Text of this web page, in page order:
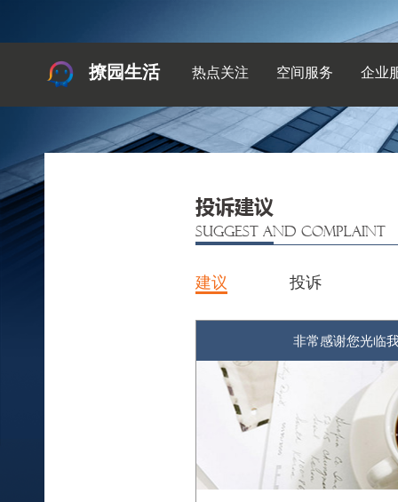
撩园生活 热点关注 空间服务 企业
投诉建议
SUGGEST AND COMPLAINT
建议 投诉
非常感谢您光临